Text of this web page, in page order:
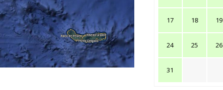
17 18 19
24 25 26
31